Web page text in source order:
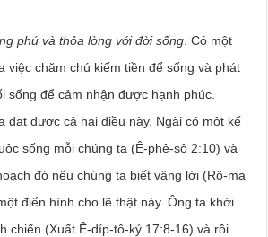
phú và thỏa lòng với đời sống . Có một
việc chăm chú kiếm tiền để sống và phát
sống để cảm nhận được hạnh phúc.
đạt được cả hai điều này. Ngài có một kế
sống mỗi chúng ta (Ê-phê-sô 2:10) và
đó nếu chúng ta biết vâng lời (Rô-ma
điển hình cho lẽ thật này. Ông ta khởi
chiến (Xuất Ê-díp-tô-ký 17:8-16) và rồi